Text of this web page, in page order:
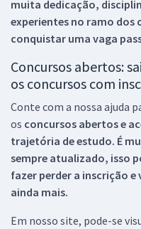
muita dedicação,
experientes no ramo dos
conquistar uma vaga
Concursos abertos:
os concursos com
Conte com a nossa ajuda
os concursos abertos e
trajetória de estudo. É
sempre atualizado, isso
fazer perder a inscrição e
ainda mais.
Em nosso site, pode-se